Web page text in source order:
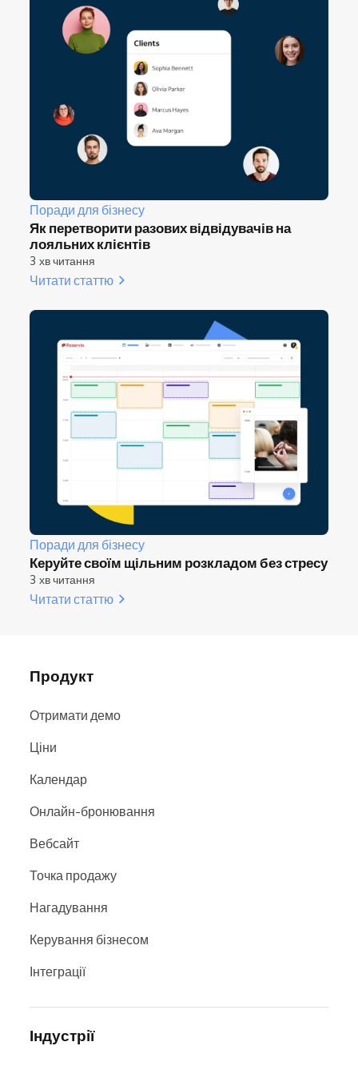
Поради для бізнесу
Як перетворити разових відвідувачів на
лояльних клієнтів
3 хв читання
Читати статтю
Поради для бізнесу
Керуйте своїм щільним розкладом без стресу
3 хв читання
Читати статтю
Продукт
Отримати демо
Ціни
Календар
Онлайн-бронювання
Вебсайт
Точка продажу
Нагадування
Керування бізнесом
Інтеграції
Індустрії